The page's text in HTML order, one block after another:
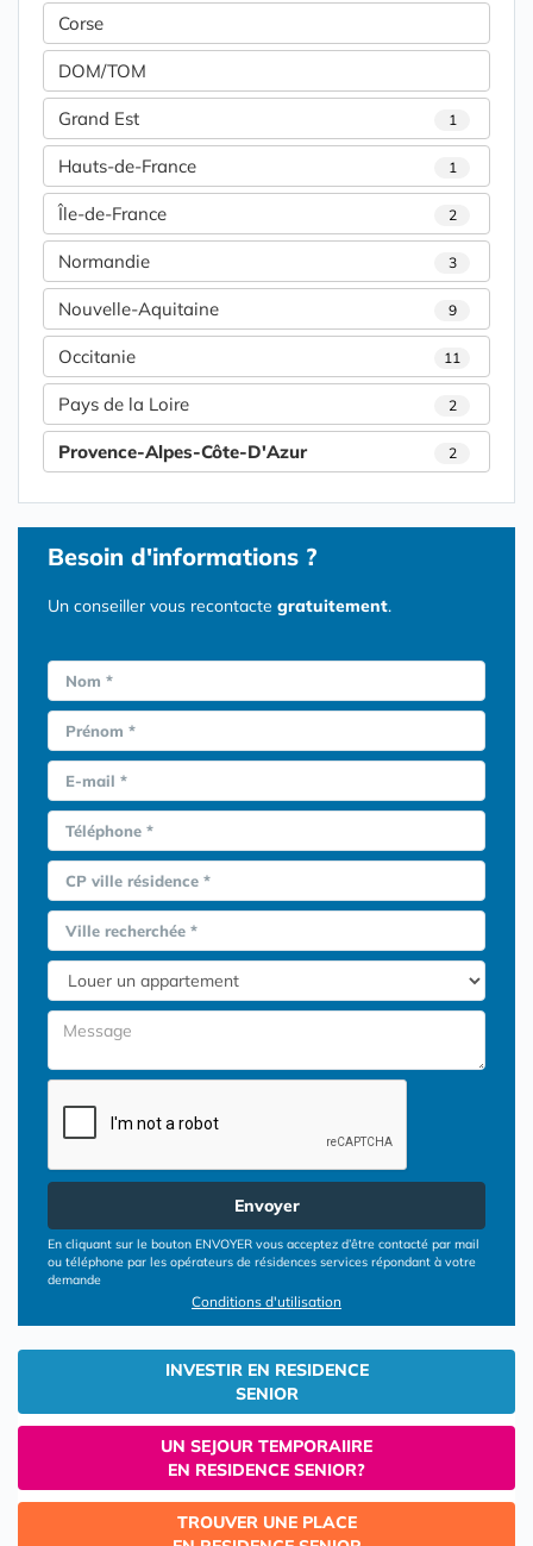
Corse
DOM/TOM
Grand Est 1
Hauts-de-France 1
Île-de-France 2
Normandie 3
Nouvelle-Aquitaine 9
Occitanie 11
Pays de la Loire 2
Provence-Alpes-Côte-D'Azur 2
Besoin d'informations ?
Un conseiller vous recontacte gratuitement.
Nom *
Prénom *
E-mail *
Téléphone *
CP ville résidence *
Ville recherchée *
Envoyer
En cliquant sur le bouton ENVOYER vous acceptez d’être contacté par mail
ou téléphone par les opérateurs de résidences services répondant à votre
demande
Conditions d'utilisation
INVESTIR EN RESIDENCE
SENIOR
UN SEJOUR TEMPORAIIRE
EN RESIDENCE SENIOR?
TROUVER UNE PLACE